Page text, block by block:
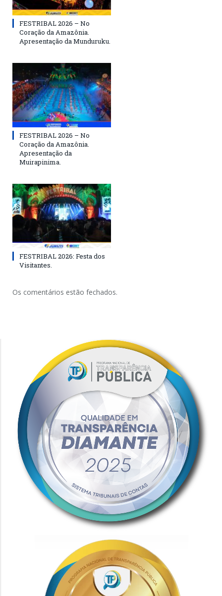
FESTRIBAL 2026 – No
Coração da Amazônia.
Apresentação da Munduruku.
FESTRIBAL 2026 – No
Coração da Amazônia.
Apresentação da
Muirapinima.
FESTRIBAL 2026: Festa dos
Visitantes.
Os comentários estão fechados.